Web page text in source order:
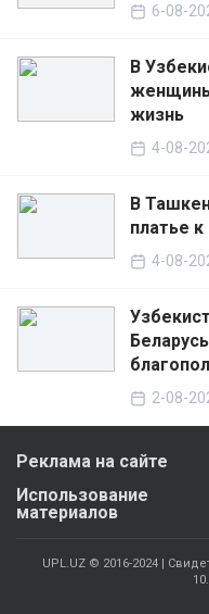
6-08-
В
женщины
жизнь
4-08-
В
платье
4-08-
2-08-
Реклама на сайте
Использование
материалов
UPL.UZ © 2016-2024 |